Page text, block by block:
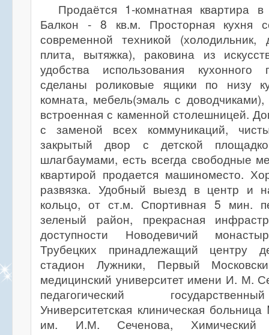
Продаётся 1-комнатная квартира
Балкон - 8 кв.м. Просторная кухня
современной техникой
плита, вытяжка), раковина из
удобства использования кухонного
сделаны роликовые ящики по низу
комната, мебель(эмаль с
встроенная с каменной столешницей.
с заменой всех коммуникаций,
закрытый двор с детской
шлагбаумами, есть всегда свободные
квартирой продается машиноместо.
развязка. Удобный выезд в центр и
кольцо, от ст.м. Спортивная 5 мин.
зеленый район, прекрасная
доступности Новодевичий
Трубецких принадлежащий центру
стадион Лужники, Первый
медицинский университет имени И. М.
педагогический
Университетская клиническая
им. И.М. Сеченова, Химический